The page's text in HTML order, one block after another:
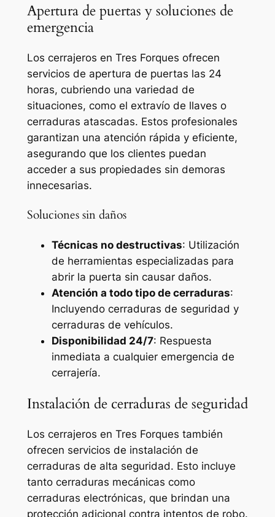
Apertura de puertas y soluciones de
emergencia
Los cerrajeros en Tres Forques ofrecen
servicios de apertura de puertas las 24
horas, cubriendo una variedad de
situaciones, como el extravío de llaves o
cerraduras atascadas. Estos profesionales
garantizan una atención rápida y eficiente,
asegurando que los clientes puedan
acceder a sus propiedades sin demoras
innecesarias.
Soluciones sin daños
Técnicas no destructivas: Utilización
de herramientas especializadas para
abrir la puerta sin causar daños.
Atención a todo tipo de cerraduras:
Incluyendo cerraduras de seguridad y
cerraduras de vehículos.
Disponibilidad 24/7: Respuesta
inmediata a cualquier emergencia de
cerrajería.
Instalación de cerraduras de seguridad
Los cerrajeros en Tres Forques también
ofrecen servicios de instalación de
cerraduras de alta seguridad. Esto incluye
tanto cerraduras mecánicas como
cerraduras electrónicas, que brindan una
protección adicional contra intentos de robo.